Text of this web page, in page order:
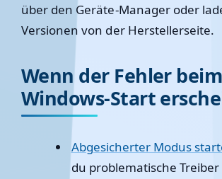
über den Geräte-Manager oder
Versionen von der Herstellerseite.
Wenn der Fehler beim
Windows-Start
Abgesicherter Modus
du problematische